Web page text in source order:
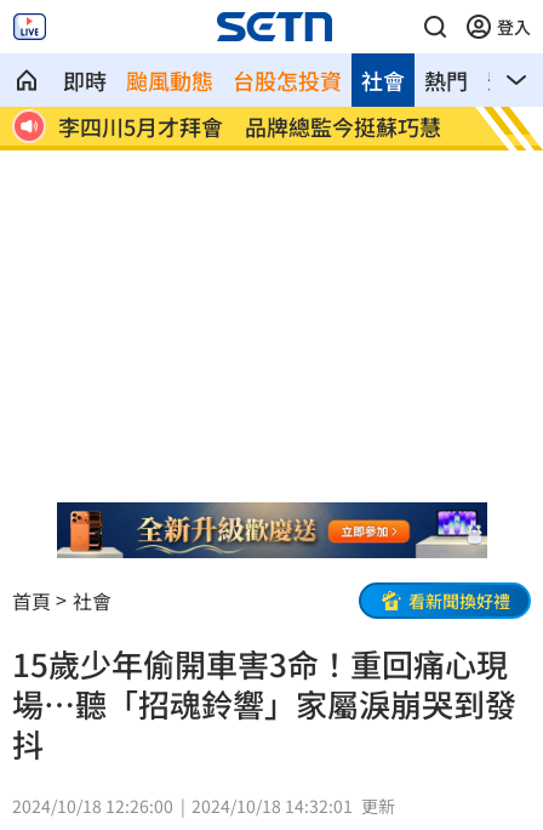
登入
即時 颱風動態 台股怎投資 熱門 影音
社會
她
李四川5月才拜會 品牌總監今挺蘇巧慧
是否
了
首頁 社會 看新聞換好禮
15歲少年偷開車害3命！重回痛心現
場…聽「招魂鈴響」家屬淚崩哭到發
抖
2024/10/18 12:26:00 2024/10/18 14:32:01 更新